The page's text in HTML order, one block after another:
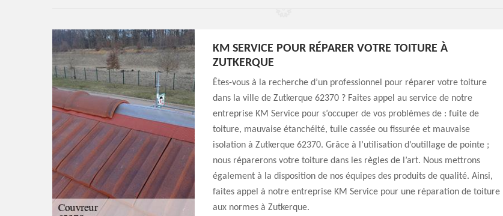
KM SERVICE POUR RÉPARER VOTRE TOITURE À
ZUTKERQUE
Êtes-vous à la recherche d’un professionnel pour réparer votre toiture
dans la ville de Zutkerque 62370 ? Faites appel au service de notre
entreprise KM Service pour s’occuper de vos problèmes de : fuite de
toiture, mauvaise étanchéité, tuile cassée ou fissurée et mauvaise
isolation à Zutkerque 62370. Grâce à l’utilisation d’outillage de pointe ;
nous réparerons votre toiture dans les règles de l’art. Nous mettrons
également à la disposition de nos équipes des produits de qualité. Ainsi,
faites appel à notre entreprise KM Service pour une réparation de toiture
aux normes à Zutkerque.